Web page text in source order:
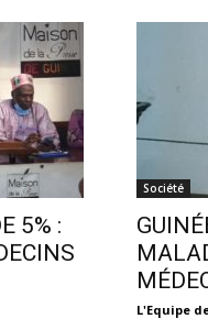
5% :
Société
L'Equipe